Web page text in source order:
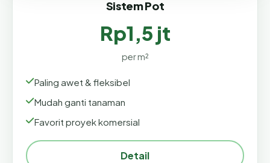
Sistem Pot
Rp1,5 jt
per m²
Paling awet & fleksibel
Mudah ganti tanaman
Favorit proyek komersial
Detail